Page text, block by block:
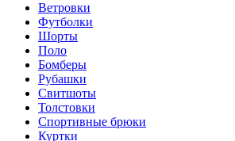
Ветровки
Футболки
Шорты
Поло
Бомберы
Рубашки
Свитшоты
Толстовки
Спортивные брюки
Куртки